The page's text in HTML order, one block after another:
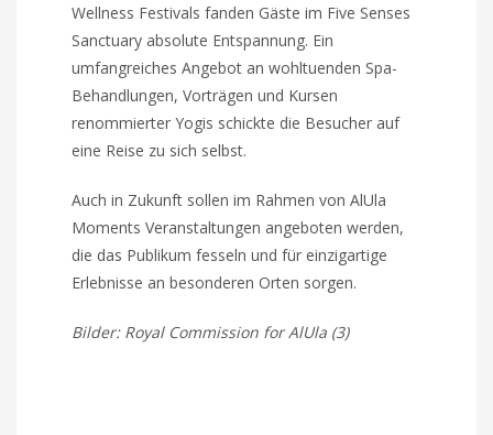
Wellness Festivals fanden Gäste im Five Senses
Sanctuary absolute Entspannung. Ein
umfangreiches Angebot an wohltuenden Spa-
Behandlungen, Vorträgen und Kursen
renommierter Yogis schickte die Besucher auf
eine Reise zu sich selbst.
Auch in Zukunft sollen im Rahmen von AlUla
Moments Veranstaltungen angeboten werden,
die das Publikum fesseln und für einzigartige
Erlebnisse an besonderen Orten sorgen.
Bilder: Royal Commission for AlUla (3)